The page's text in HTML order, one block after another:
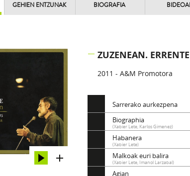
GEHIEN ENTZUNAK BIOGRAFIA
ZUZENEAN.
2011 - A&M Promotora
Sarrerako aurkezpena
Biographia
(Xabier Lete, Karlos Gimenez)
Habanera
(Xabier Lete)
Malkoak euri balira
(Xabier Lete, Imanol Larzabal)
Agian